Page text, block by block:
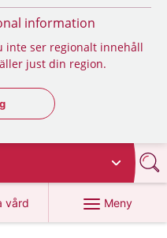
information
inte ser regionalt innehåll
just din region.
regionsväljaren
vård
1177.se
Meny